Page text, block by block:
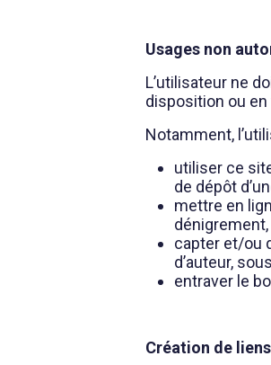
Usages non
L’utilisateur ne
disposition ou
Notamment,
utiliser ce
de dépôt
mettre en
capter et/ou
d’auteur,
entraver le
Création de